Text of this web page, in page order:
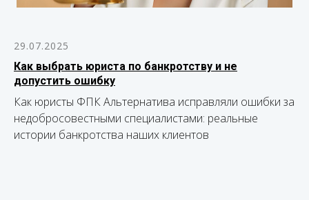
29.07.2025
Как выбрать юриста по банкротству и не
допустить ошибку
Как юристы ФПК Альтернатива исправляли ошибки за
недобросовестными специалистами: реальные
истории банкротства наших клиентов